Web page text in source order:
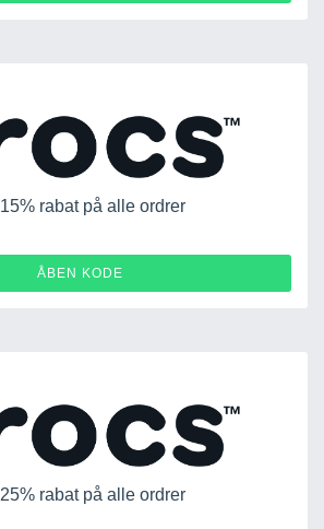
rabat på alle ordrer
ÅBEN KODE
15OFF-WQHVBDM3HFVN
rabat på alle ordrer